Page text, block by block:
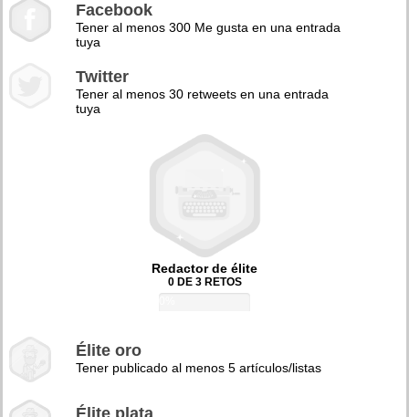
Facebook
Tener al menos 300 Me gusta en una entrada
tuya
Twitter
Tener al menos 30 retweets en una entrada
tuya
Redactor de élite
0 DE 3 RETOS
Élite oro
Tener publicado al menos 5 artículos/listas
Élite plata